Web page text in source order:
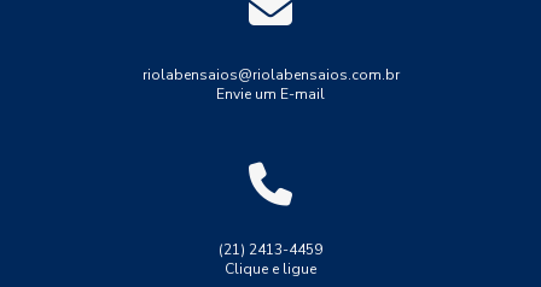
Indústria
Medição de espessura
Medição de espessura de tinta
Medição de espessura por ultrassom
Tubulações
Ultrassom phased array
Ultrassom tofd
riolabensaios@riolabensaios.com.br
Envie um E-mail
(21) 2413-4459
Clique e ligue